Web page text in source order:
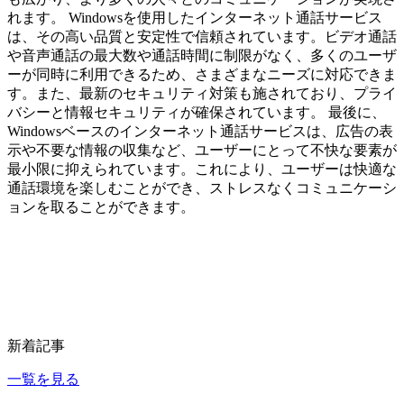
れます。 Windowsを使用したインターネット通話サービス
は、その高い品質と安定性で信頼されています。ビデオ通話
や音声通話の最大数や通話時間に制限がなく、多くのユーザ
ーが同時に利用できるため、さまざまなニーズに対応できま
す。また、最新のセキュリティ対策も施されており、プライ
バシーと情報セキュリティが確保されています。 最後に、
Windowsベースのインターネット通話サービスは、広告の表
示や不要な情報の収集など、ユーザーにとって不快な要素が
最小限に抑えられています。これにより、ユーザーは快適な
通話環境を楽しむことができ、ストレスなくコミュニケーシ
ョンを取ることができます。
新着記事
一覧を見る